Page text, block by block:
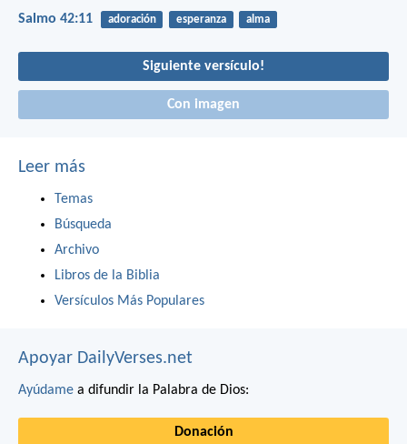
Salmo 42:11 adoración esperanza alma
Siguiente versículo!
Con imagen
Leer más
Temas
Búsqueda
Archivo
Libros de la Biblia
Versículos Más Populares
Apoyar DailyVerses.net
Ayúdame a difundir la Palabra de Dios:
Donación